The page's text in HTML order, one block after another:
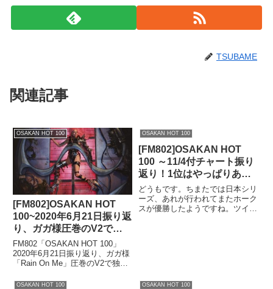
TSUBAME
関連記事
OSAKAN HOT 100
[FM802]OSAKAN HOT
100~2020年6月21日振り返
り、ガガ様圧巻のV2で独
走、年間1位もはっきり見
えてきたぞ
FM802「OSAKAN HOT 100」
2020年6月21日振り返り、ガガ様
「Rain On Me」圧巻のV2で独
てきたか？どうもです。今週は注
OSAKAN HOT 100
[FM802]OSAKAN HOT
100 ～11/4付チャート振り
返り！1位はやっぱりあの
バンドだった。そして洋楽
が1位を明け渡してついに
丸1年経過。果たしてどう
どうもです。ちまたでは日本シリ
ーズ、あれが行われてまたホーク
スが優勝したようですね。ツイー
OSAKAN HOT 100 OSAKAN HOT 100